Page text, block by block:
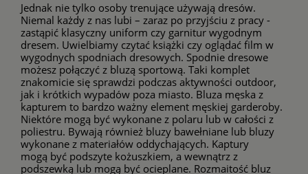
Jednak nie tylko osoby trenujące używają dresów.
Niemal każdy z nas lubi – zaraz po przyjściu z pracy -
zastąpić klasyczny uniform czy garnitur wygodnym
dresem. Uwielbiamy czytać książki czy oglądać film w
wygodnych spodniach dresowych. Spodnie dresowe
możesz połączyć z bluzą sportową. Taki komplet
znakomicie się sprawdzi podczas aktywności outdoor,
jak i krótkich wypadów poza miasto. Bluza męska z
kapturem to bardzo ważny element męskiej garderoby.
Niektóre mogą być wykonane z polaru lub w całości z
poliestru. Bywają również bluzy bawełniane lub bluzy
wykonane z materiałów oddychających. Kaptury
mogą być podszyte kożuszkiem, a wewnątrz z
podszewką lub mogą być ocieplane. Rozmaitość bluz